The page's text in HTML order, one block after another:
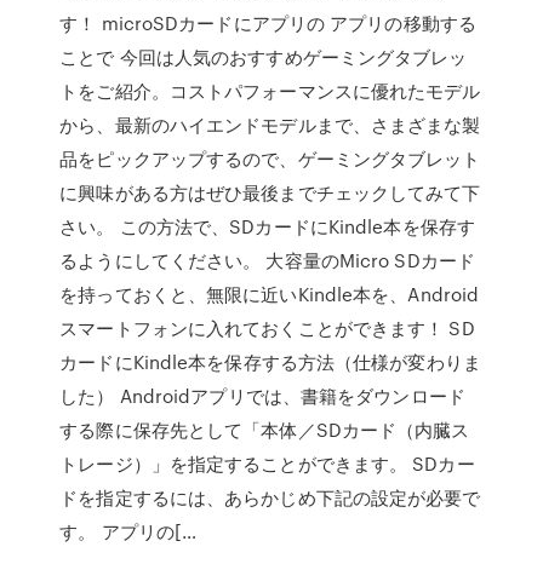
す！ microSDカードにアプリの アプリの移動する
ことで 今回は人気のおすすめゲーミングタブレッ
トをご紹介。コストパフォーマンスに優れたモデル
から、最新のハイエンドモデルまで、さまざまな製
品をピックアップするので、ゲーミングタブレット
に興味がある方はぜひ最後までチェックしてみて下
さい。 この方法で、SDカードにKindle本を保存す
るようにしてください。 大容量のMicro SDカード
を持っておくと、無限に近いKindle本を、Android
スマートフォンに入れておくことができます！ SD
カードにKindle本を保存する方法（仕様が変わりま
した） Androidアプリでは、書籍をダウンロード
する際に保存先として「本体／SDカード（内臓ス
トレージ）」を指定することができます。 SDカー
ドを指定するには、あらかじめ下記の設定が必要で
す。 アプリの[…